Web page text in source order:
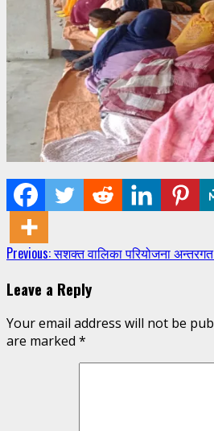
Continue
Reading
Previous:सशक्त वालिका परियोजना
Leave a Reply
Your email address will not be
are marked *